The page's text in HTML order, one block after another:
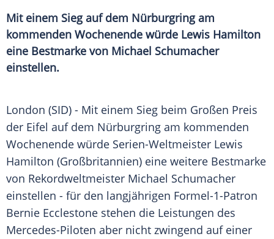
Mit einem Sieg auf dem Nürburgring am
kommenden Wochenende würde Lewis Hamilton
eine Bestmarke von Michael Schumacher
einstellen.
London (SID) - Mit einem Sieg beim Großen Preis
der Eifel auf dem Nürburgring am kommenden
Wochenende würde Serien-Weltmeister Lewis
Hamilton (Großbritannien) eine weitere Bestmarke
von Rekordweltmeister Michael Schumacher
einstellen - für den langjährigen Formel-1-Patron
Bernie Ecclestone stehen die Leistungen des
Mercedes-Piloten aber nicht zwingend auf einer